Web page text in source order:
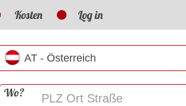
Kosten Log in
Wo?